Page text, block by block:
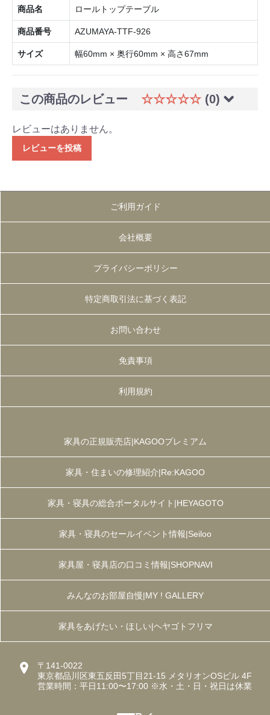
商品名 ロールトップテーブル
商品番号 AZUMAYA-TTF-926
サイズ 幅60mm × 奥行60mm × 高さ67mm
この商品のレビュー ☆☆☆☆☆ (0)
レビューはありません。
レビューを投稿
ご利用ガイド
会社概要
プライバシーポリシー
特定商取引法に基づく表記
お問い合わせ
免責事項
利用規約
家具の正規販売店|KAGOOプレミアム
家具・住まいの修理紹介|Re:KAGOO
家具・寝具の総合ポータルサイト|HEYAGOTO
家具・寝具のセールイベント情報|Seiloo
家具屋・寝具店の口コミ情報|SHOPNAVI
みんなのお部屋自慢|MY ! GALLERY
家具をあげたい・ほしい|ヘヤゴトフリマ
〒141-0022
東京都品川区東五反田5丁目21-15 メタリオンOSビル 4F
営業時間：平日11:00〜17:00 ※水・土・日・祝日は休業